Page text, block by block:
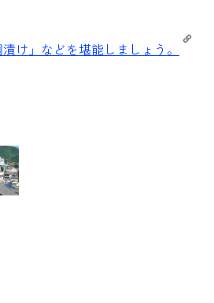
け」などを堪能しましょう。